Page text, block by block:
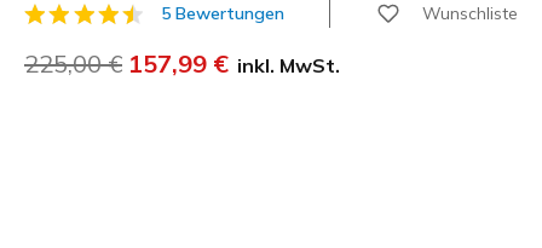
3,1 von 5 Kundenbewertungen
5 Bewertungen Wunschliste
Reduziert von
225,00 € auf
157,99 € inkl. MwSt.